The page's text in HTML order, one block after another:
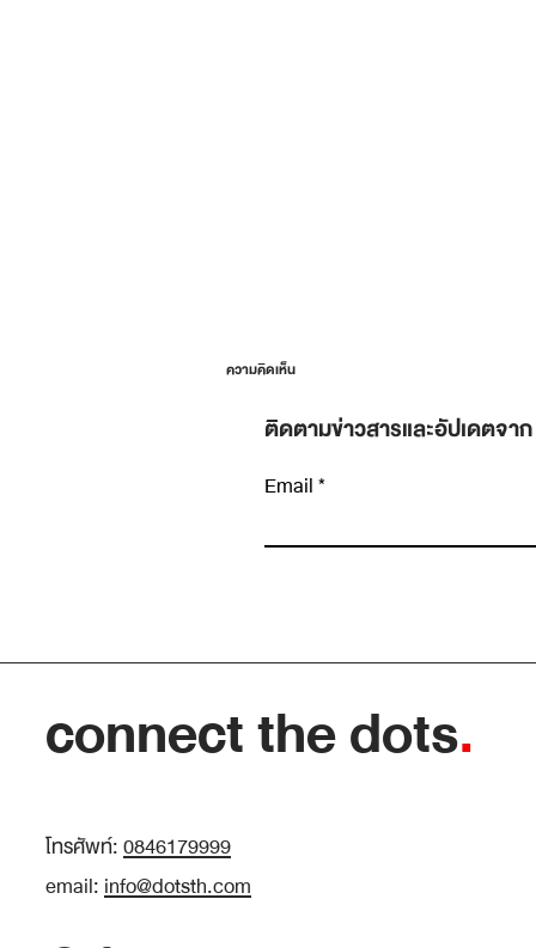
Insight หายาก เพราะเราหยุดมองเร็วเกินไป
ความคิดเห็น
เขียนความคิดเห็น…
ติดตามข่าวสารและอัปเดตจา
Email
connect the dots.
โทรศัพท์:0846179999
email:info@dotsth.com